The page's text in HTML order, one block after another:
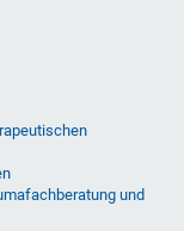
und